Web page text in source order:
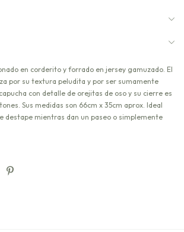
en corderito y forrado en jersey gamuzado. El
por su textura peludita y por ser sumamente
con detalle de orejitas de oso y su cierre es
Sus medidas son 66cm x 35cm aprox. Ideal
destape mientras dan un paseo o simplemente